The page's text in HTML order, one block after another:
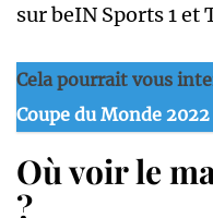
sur beIN Sports 1 et
Cela pourrait vous
Coupe du Monde 2022
Où voir le
?